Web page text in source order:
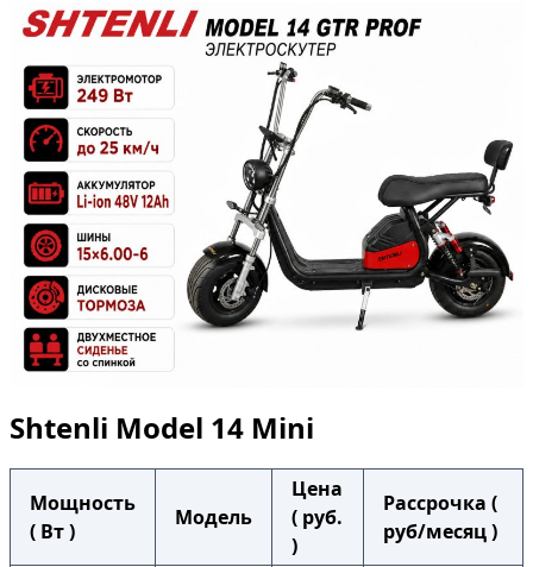
Shtenli Model 14 Mini
Мощность
( Вт )
Модель
Цена
( руб.
)
Рассрочка (
руб/месяц )